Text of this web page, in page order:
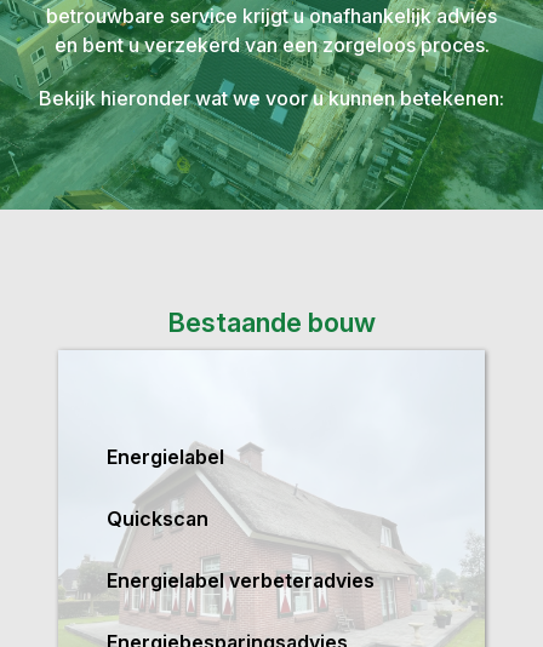
betrouwbare service krijgt u onafhankelijk advies
en bent u verzekerd van een zorgeloos proces.
Bekijk hieronder wat we voor u kunnen betekenen:
Bestaande bouw
Energielabel
Quickscan
Energielabel verbeteradvies
Energiebesparingsadvies